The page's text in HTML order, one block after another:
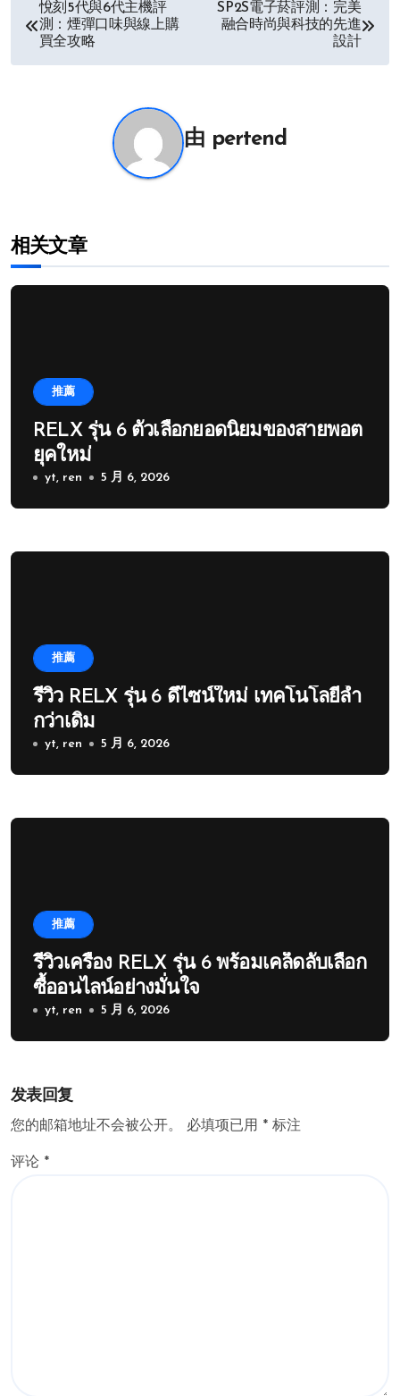
悅刻5代與6代主機評
測：煙彈口味與線上購
買全攻略
SP2S電子菸評測：完美
融合時尚與科技的先進
設計
由 pertend
相关文章
推薦
RELX รุ่น 6 ตัวเลือกยอดนิยมของสายพอต
ยุคใหม่
yt, ren 5 月 6, 2026
推薦
รีวิว RELX รุ่น 6 ดีไซน์ใหม่ เทคโนโลยีล้ำ
กว่าเดิม
yt, ren 5 月 6, 2026
推薦
รีวิวเครื่อง RELX รุ่น 6 พร้อมเคล็ดลับเลือก
ซื้ออนไลน์อย่างมั่นใจ
yt, ren 5 月 6, 2026
发表回复
您的邮箱地址不会被公开。 必填项已用 * 标注
评论 *